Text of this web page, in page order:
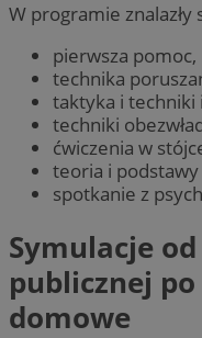
W programie znalazły
pierwsza pomoc,
technika
taktyka i
techniki
ćwiczenia w
teoria i
spotkanie z
Symulacje
publicznej
domowe